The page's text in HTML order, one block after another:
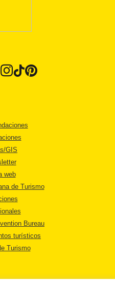
GIS
web
de Turismo
Bureau
turísticos
Turismo